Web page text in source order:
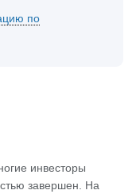
по
инвесторы
завершен. На